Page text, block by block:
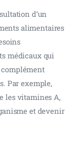
d’un
alimentaires
médicaux qui
Par exemple,
les vitamines A,
et devenir